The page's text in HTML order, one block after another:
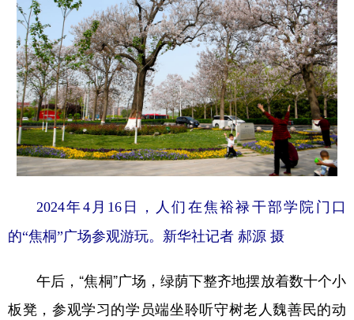
2024年4月16日，人们在焦裕禄干部学院门口
的“焦桐”广场参观游玩。新华社记者 郝源 摄
午后，“焦桐”广场，绿荫下整齐地摆放着数十个小
板凳，参观学习的学员端坐聆听守树老人魏善民的动